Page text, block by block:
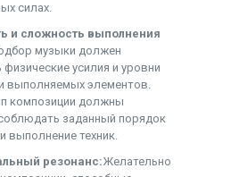
силах.
и сложность выполнения
музыки должен
физические усилия и уровни
выполняемых элементов.
композиции должны
заданный порядок
выполнение техник.
резонанс:Желательно